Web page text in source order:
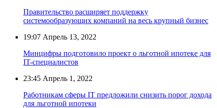
Правительство расширяет поддержку
системообразующих компаний на весь крупный бизнес
19:07 Апрель 13, 2022
Минцифры подготовило проект о льготной ипотеке для
IT-специалистов
23:45 Апрель 1, 2022
Работникам сферы IT предложили снизить порог дохода
для льготной ипотеки